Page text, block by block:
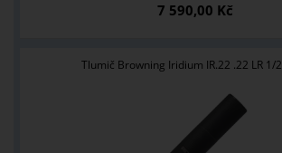
7 590,00 Kč
Tlumič Browning Iridium IR.22 .22 LR 1/